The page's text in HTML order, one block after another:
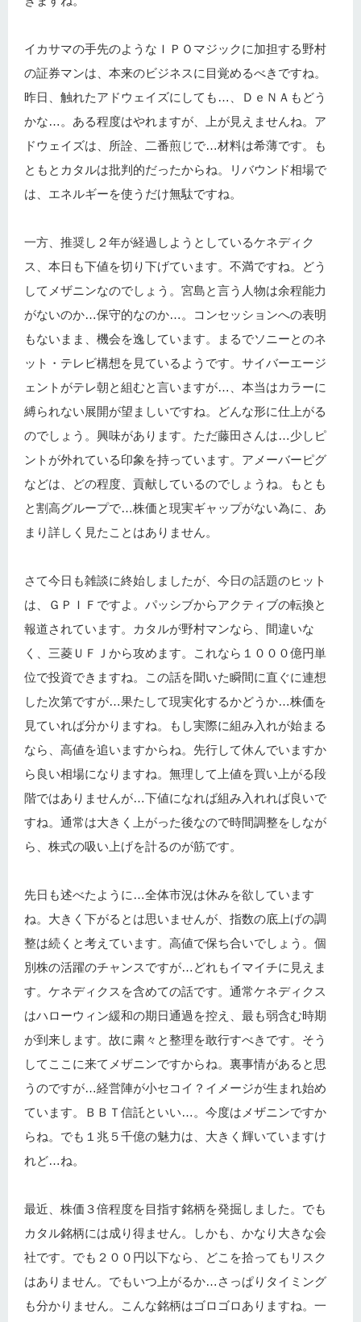
イカサマの手先のようなＩＰＯマジックに加担する野村
の証券マンは、本来のビジネスに目覚めるべきですね。
昨日、触れたアドウェイズにしても…、ＤｅＮＡもどう
かな…。ある程度はやれますが、上が見えませんね。ア
ドウェイズは、所詮、二番煎じで…材料は希薄です。も
ともとカタルは批判的だったからね。リバウンド相場で
は、エネルギーを使うだけ無駄ですね。
一方、推奨し２年が経過しようとしているケネディク
ス、本日も下値を切り下げています。不満ですね。どう
してメザニンなのでしょう。宮島と言う人物は余程能力
がないのか…保守的なのか…。コンセッションへの表明
もないまま、機会を逸しています。まるでソニーとのネ
ット・テレビ構想を見ているようです。サイバーエージ
ェントがテレ朝と組むと言いますが…、本当はカラーに
縛られない展開が望ましいですね。どんな形に仕上がる
のでしょう。興味があります。ただ藤田さんは…少しピ
ントが外れている印象を持っています。アメーバーピグ
などは、どの程度、貢献しているのでしょうね。もとも
と割高グループで…株価と現実ギャップがない為に、あ
まり詳しく見たことはありません。
さて今日も雑談に終始しましたが、今日の話題のヒット
は、ＧＰＩＦですよ。パッシブからアクティブの転換と
報道されています。カタルが野村マンなら、間違いな
く、三菱ＵＦＪから攻めます。これなら１０００億円単
位で投資できますね。この話を聞いた瞬間に直ぐに連想
した次第ですが…果たして現実化するかどうか…株価を
見ていれば分かりますね。もし実際に組み入れが始まる
なら、高値を追いますからね。先行して休んでいますか
ら良い相場になりますね。無理して上値を買い上がる段
階ではありませんが…下値になれば組み入れれば良いで
すね。通常は大きく上がった後なので時間調整をしなが
ら、株式の吸い上げを計るのが筋です。
先日も述べたように…全体市況は休みを欲しています
ね。大きく下がるとは思いませんが、指数の底上げの調
整は続くと考えています。高値で保ち合いでしょう。個
別株の活躍のチャンスですが…どれもイマイチに見えま
す。ケネディクスを含めての話です。通常ケネディクス
はハローウィン緩和の期日通過を控え、最も弱含む時期
が到来します。故に粛々と整理を敢行すべきです。そう
してここに来てメザニンですからね。裏事情があると思
うのですが…経営陣が小セコイ？イメージが生まれ始め
ています。ＢＢＴ信託といい…。今度はメザニンですか
らね。でも１兆５千億の魅力は、大きく輝いていますけ
れど…ね。
最近、株価３倍程度を目指す銘柄を発掘しました。でも
カタル銘柄には成り得ません。しかも、かなり大きな会
社です。でも２００円以下なら、どこを拾ってもリスク
はありません。でもいつ上がるか…さっぱりタイミング
も分かりません。こんな銘柄はゴロゴロありますね。一